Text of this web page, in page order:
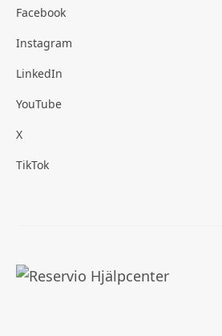
Facebook
Instagram
LinkedIn
YouTube
X
TikTok